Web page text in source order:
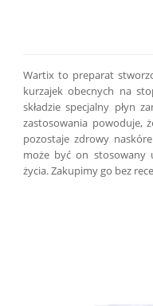
Wartix to preparat
kurzajek obecnych na
składzie specjalny płyn
zastosowania powoduje,
pozostaje zdrowy
może być on stosowany
życia. Zakupimy go bez